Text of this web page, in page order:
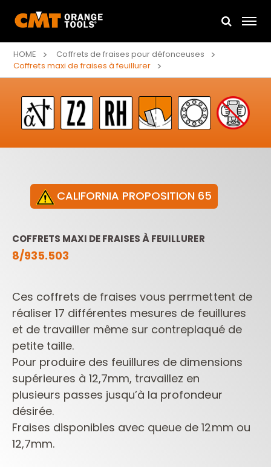
HOME
Coffrets de fraises pour défonceuses
Coffrets maxi de fraises à feuillurer
CALIFORNIA PROPOSITION 65
COFFRETS MAXI DE FRAISES À FEUILLURER
8/935.503
Ces coffrets de fraises vous perrmettent de
réaliser 17 différentes mesures de feuillures
et de travailler même sur contreplaqué de
petite taille.
Pour produire des feuillures de dimensions
supérieures à 12,7mm, travaillez en
plusieurs passes jusqu’à la profondeur
désirée.
Fraises disponibles avec queue de12mm ou
12,7mm.